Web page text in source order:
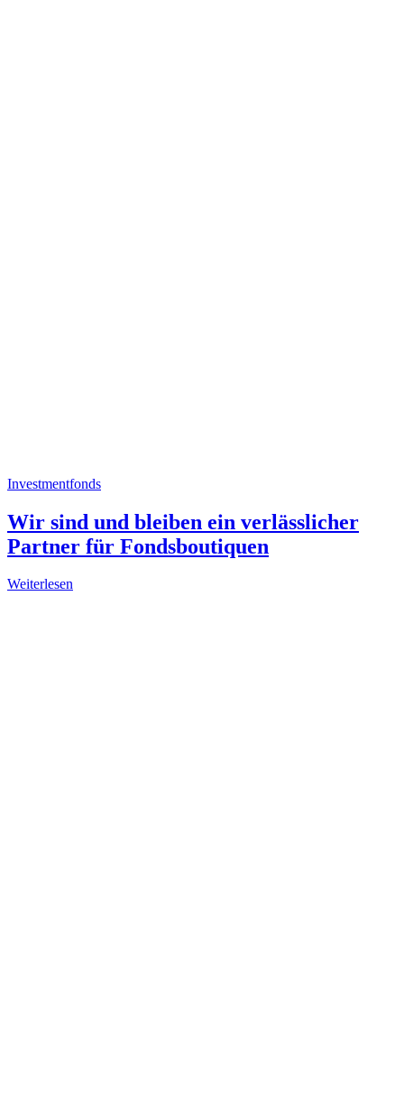
Investmentfonds
Wir sind und bleiben ein verlässlicher
Partner für Fondsboutiquen
Weiterlesen